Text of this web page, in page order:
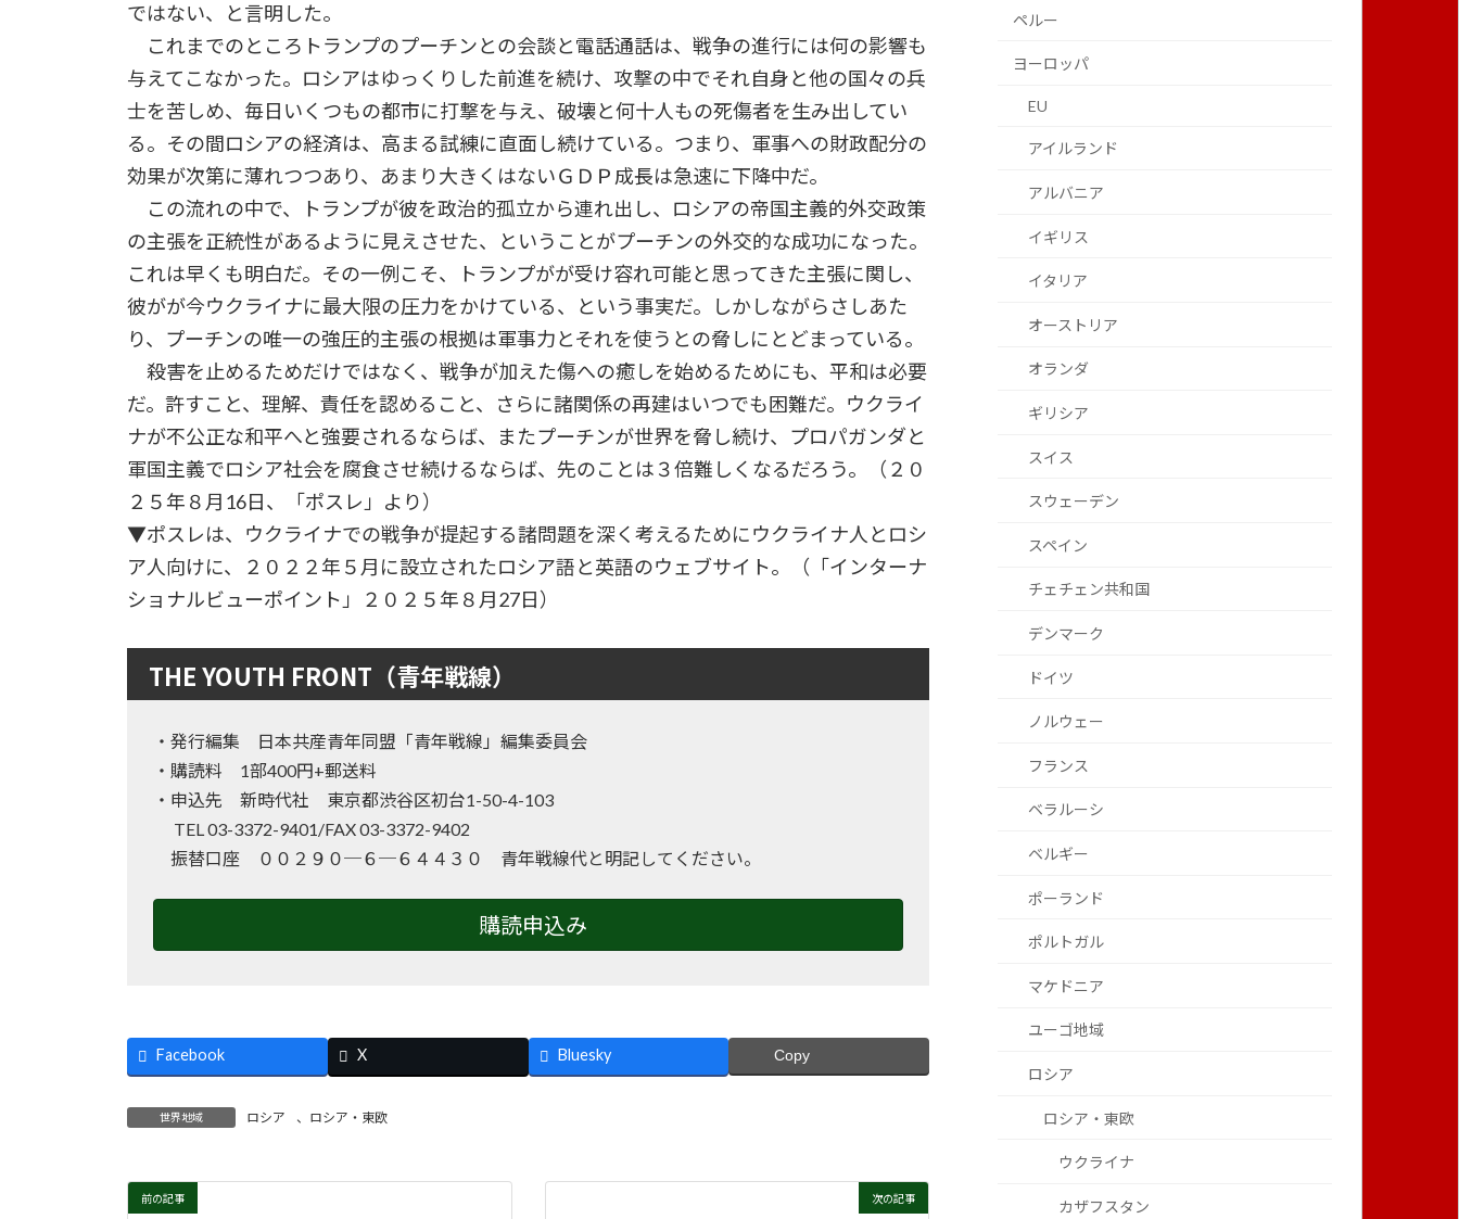
ではない、と言明した。
これまでのところトランプのプーチンとの会談と電話通話は、戦争の進行には何の影響も
与えてこなかった。ロシアはゆっくりした前進を続け、攻撃の中でそれ自身と他の国々の兵
士を苦しめ、毎日いくつもの都市に打撃を与え、破壊と何十人もの死傷者を生み出してい
る。その間ロシアの経済は、高まる試練に直面し続けている。つまり、軍事への財政配分の
効果が次第に薄れつつあり、あまり大きくはないＧＤＰ成長は急速に下降中だ。
この流れの中で、トランプが彼を政治的孤立から連れ出し、ロシアの帝国主義的外交政策
の主張を正統性があるように見えさせた、ということがプーチンの外交的な成功になった。
これは早くも明白だ。その一例こそ、トランプがが受け容れ可能と思ってきた主張に関し、
彼がが今ウクライナに最大限の圧力をかけている、という事実だ。しかしながらさしあた
り、プーチンの唯一の強圧的主張の根拠は軍事力とそれを使うとの脅しにとどまっている。
殺害を止めるためだけではなく、戦争が加えた傷への癒しを始めるためにも、平和は必要
だ。許すこと、理解、責任を認めること、さらに諸関係の再建はいつでも困難だ。ウクライ
ナが不公正な和平へと強要されるならば、またプーチンが世界を脅し続け、プロパガンダと
軍国主義でロシア社会を腐食させ続けるならば、先のことは３倍難しくなるだろう。（２０
２５年８月16日、「ポスレ」より）
▼ポスレは、ウクライナでの戦争が提起する諸問題を深く考えるためにウクライナ人とロシ
ア人向けに、２０２２年５月に設立されたロシア語と英語のウェブサイト。（「インターナ
ショナルビューポイント」２０２５年８月27日）
THE YOUTH FRONT（青年戦線）
・発行編集 日本共産青年同盟「青年戦線」編集委員会
・購読料 1部400円+郵送料
・申込先 新時代社 東京都渋谷区初台1-50-4-103
TEL 03-3372-9401/FAX 03-3372-9402
振替口座 ００２９０─６─６４４３０ 青年戦線代と明記してください。
購読申込み
Facebook X Bluesky Copy
世界地域 ロシア 、 ロシア・東欧
前の記事 次の記事
ペルー
ヨーロッパ
EU
アイルランド
アルバニア
イギリス
イタリア
オーストリア
オランダ
ギリシア
スイス
スウェーデン
スペイン
チェチェン共和国
デンマーク
ドイツ
ノルウェー
フランス
ベラルーシ
ベルギー
ポーランド
ポルトガル
マケドニア
ユーゴ地域
ロシア
ロシア・東欧
ウクライナ
カザフスタン